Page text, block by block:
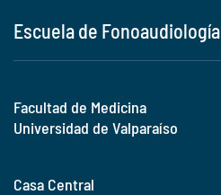
Escuela de Fonoaudiología
Facultad de Medicina
Universidad de Valparaíso
Casa Central